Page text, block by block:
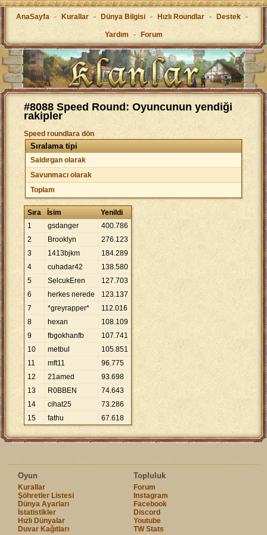
AnaSayfa - Kurallar - Dünya Bilgisi - Hızlı Roundlar - Destek -
Yardım - Forum
#8088 Speed Round: Oyuncunun yendiği
rakipler
Speed roundlara dön
Sıralama tipi
Saldırgan olarak
Savunmacı olarak
Toplam
Sıra İsim
Yenildi
1
gsdanger 400.786
2
Brooklyn 276.123
3
1413bjkm 184.289
4
cuhadar42 138.580
5
SelcukEren 127.703
6
herkes nerede 123.137
7
*greyrapper* 112.016
8
hexan 108.109
9
fbgokhanfb 107.741
10
metbul 105.851
11
mft11 96.775
12
21amed 93.698
13
R0BBEN 74.643
14
cihat25 73.286
15
fathu 67.618
Oyun
Kurallar
Şöhretler Listesi
Dünya Ayarları
İstatistikler
Hızlı Dünyalar
Duvar Kağıtları
Topluluk
Forum
Instagram
Facebook
Discord
Youtube
TW Stats